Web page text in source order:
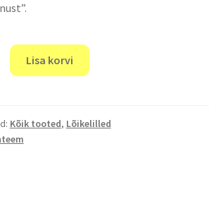
Lisa korvi
Kõik tooted, Lõikelilled